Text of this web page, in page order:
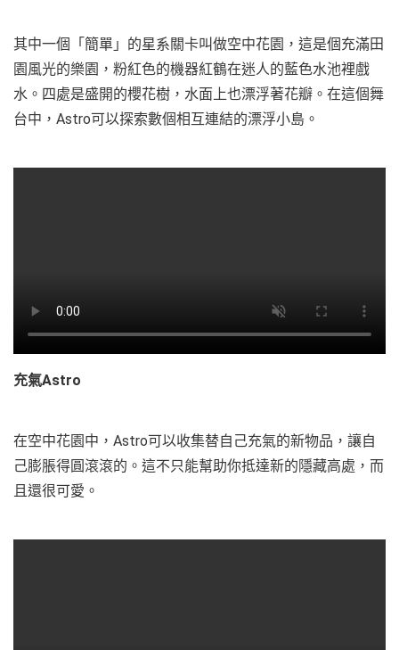
其中一個「簡單」的星系關卡叫做空中花園，這是個充滿田
園風光的樂園，粉紅色的機器紅鶴在迷人的藍色水池裡戲
水。四處是盛開的櫻花樹，水面上也漂浮著花瓣。在這個舞
台中，Astro可以探索數個相互連結的漂浮小島。
充氣Astro
在空中花園中，Astro可以收集替自己充氣的新物品，讓自
己膨脹得圓滾滾的。這不只能幫助你抵達新的隱藏高處，而
且還很可愛。